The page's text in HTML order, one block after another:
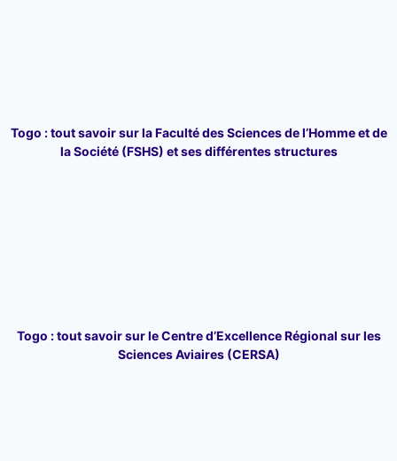
Togo : tout savoir sur la Faculté des Sciences de l’Homme et de
la Société (FSHS) et ses différentes structures
Togo : tout savoir sur le Centre d’Excellence Régional sur les
Sciences Aviaires (CERSA)